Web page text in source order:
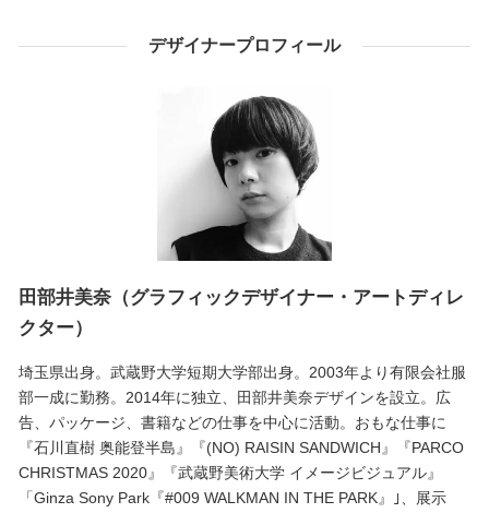
デザイナープロフィール
田部井美奈（グラフィックデザイナー・アートディレ
クター）
埼玉県出身。武蔵野大学短期大学部出身。2003年より有限会社服
部一成に勤務。2014年に独立、田部井美奈デザインを設立。広
告、パッケージ、書籍などの仕事を中心に活動。おもな仕事に
『石川直樹 奥能登半島』『(NO) RAISIN SANDWICH』『PARCO
CHRISTMAS 2020』『武蔵野美術大学 イメージビジュアル』
「Ginza Sony Park『#009 WALKMAN IN THE PARK』｣、展示